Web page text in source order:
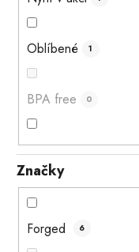
Oblíbené 1
BPA free 0
Značky
Forged 6